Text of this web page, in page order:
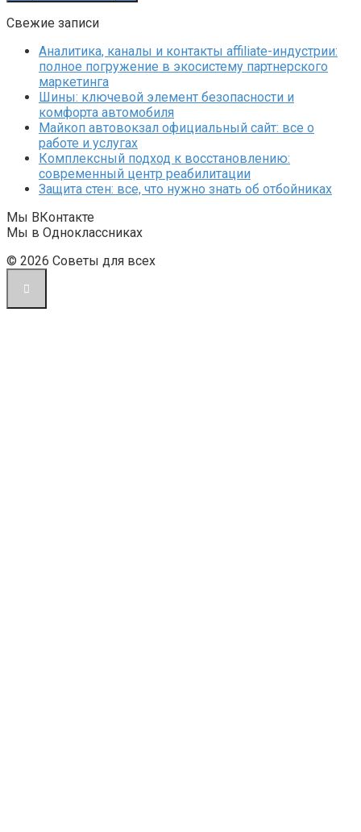
Свежие записи
Аналитика, каналы и контакты affiliate-индустрии:
полное погружение в экосистему партнерского
маркетинга
Шины: ключевой элемент безопасности и
комфорта автомобиля
Майкоп автовокзал официальный сайт: все о
работе и услугах
Комплексный подход к восстановлению:
современный центр реабилитации
Защита стен: все, что нужно знать об отбойниках
Мы ВКонтакте
Мы в Одноклассниках
© 2026 Советы для всех